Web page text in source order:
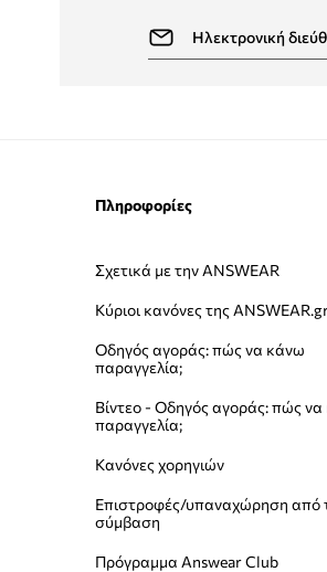
Πληροφορίες
Σχετικά με την ANSWEAR
Κύριοι κανόνες της
Οδηγός αγοράς: πώς να κάνω
παραγγελία;
Βίντεο - Οδηγός αγοράς: πώς
παραγγελία;
Κανόνες χορηγιών
Επιστροφές/υπαναχώρηση από
σύμβαση
Πρόγραμμα Answear Club